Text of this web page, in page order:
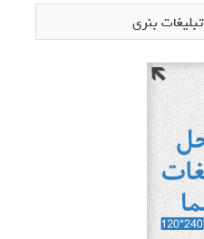
تبلیغات بنری